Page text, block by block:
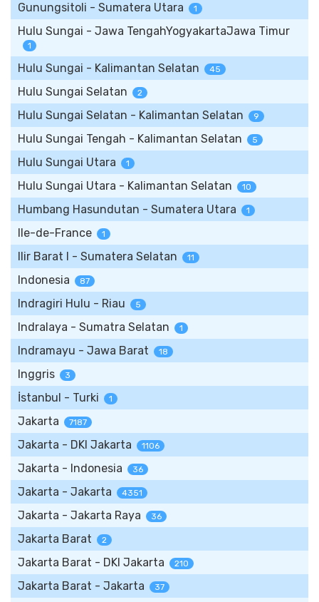
Gunungsitoli - Sumatera Utara 1
Hulu Sungai - Jawa TengahYogyakartaJawa Timur
1
Hulu Sungai - Kalimantan Selatan 45
Hulu Sungai Selatan 2
Hulu Sungai Selatan - Kalimantan Selatan 9
Hulu Sungai Tengah - Kalimantan Selatan 5
Hulu Sungai Utara 1
Hulu Sungai Utara - Kalimantan Selatan 10
Humbang Hasundutan - Sumatera Utara 1
Ile-de-France 1
Ilir Barat I - Sumatera Selatan 11
Indonesia 87
Indragiri Hulu - Riau 5
Indralaya - Sumatra Selatan 1
Indramayu - Jawa Barat 18
Inggris 3
İstanbul - Turki 1
Jakarta 7187
Jakarta - DKI Jakarta 1106
Jakarta - Indonesia 36
Jakarta - Jakarta 4351
Jakarta - Jakarta Raya 36
Jakarta Barat 2
Jakarta Barat - DKI Jakarta 210
Jakarta Barat - Jakarta 37